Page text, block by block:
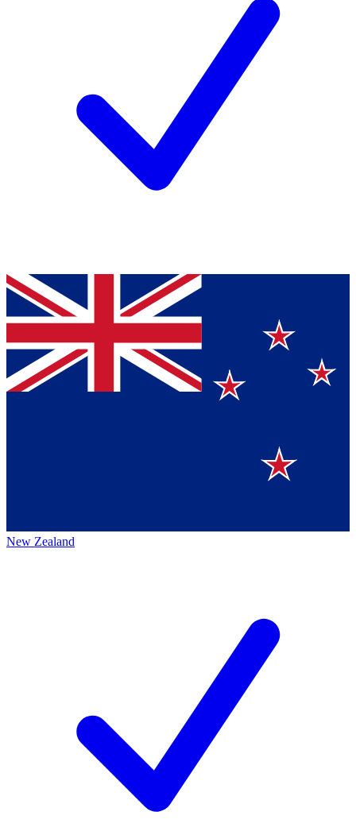
New Zealand